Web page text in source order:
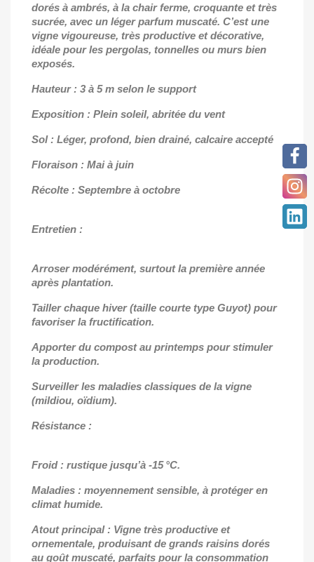
dorés à ambrés, à la chair ferme, croquante et très
sucrée, avec un léger parfum muscaté. C’est une
vigne vigoureuse, très productive et décorative,
idéale pour les pergolas, tonnelles ou murs bien
exposés.
Hauteur : 3 à 5 m selon le support
Exposition : Plein soleil, abritée du vent
Sol : Léger, profond, bien drainé, calcaire accepté
Floraison : Mai à juin
Récolte : Septembre à octobre
Entretien :
Arroser modérément, surtout la première année
après plantation.
Tailler chaque hiver (taille courte type Guyot) pour
favoriser la fructification.
Apporter du compost au printemps pour stimuler
la production.
Surveiller les maladies classiques de la vigne
(mildiou, oïdium).
Résistance :
Froid : rustique jusqu’à -15 °C.
Maladies : moyennement sensible, à protéger en
climat humide.
Atout principal : Vigne très productive et
ornementale, produisant de grands raisins dorés
au goût muscaté, parfaits pour la consommation